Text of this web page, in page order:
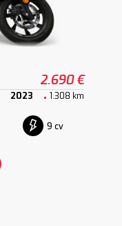
2.690 €
2023 1.308 km
9 cv